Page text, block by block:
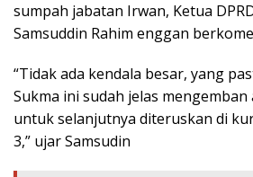
sumpah jabatan Irwan, Ketua
Samsuddin Rahim enggan
“Tidak ada kendala besar, yang
Sukma ini sudah jelas
untuk selanjutnya diteruskan di
3,” ujar Samsudin